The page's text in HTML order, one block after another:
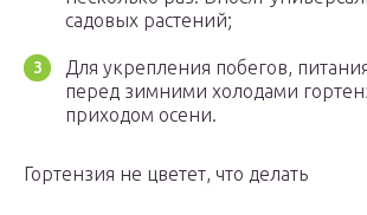
садовых растений;
Для укрепления побегов,
перед зимними холодами
приходом осени.
Гортензия не цветет, что делать